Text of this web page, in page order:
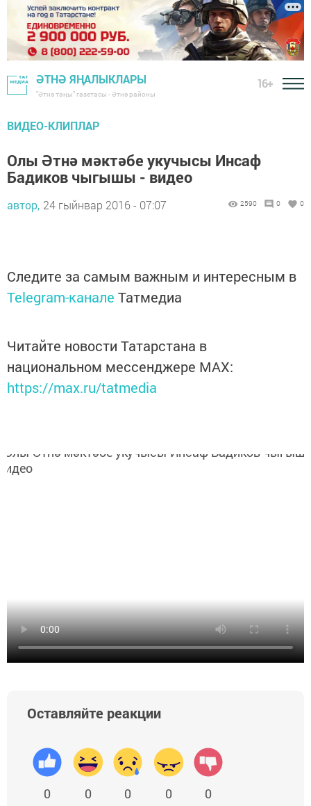
ӘТНӘ ЯҢАЛЫКЛАРЫ
"Әтнә таңы" газетасы - Әтнә районы
16+
ВИДЕО-КЛИПЛАР
Олы Әтнә мәктәбе укучысы Инсаф
Бадиков чыгышы - видео
автор, 24 гыйнвар 2016 - 07:07 2590 0 0
Следите за самым важным и интересным в
Telegram-канале Татмедиа
Читайте новости Татарстана в
национальном мессенджере MАХ:
https://max.ru/tatmedia
Оставляйте реакции
0 0 0 0 0